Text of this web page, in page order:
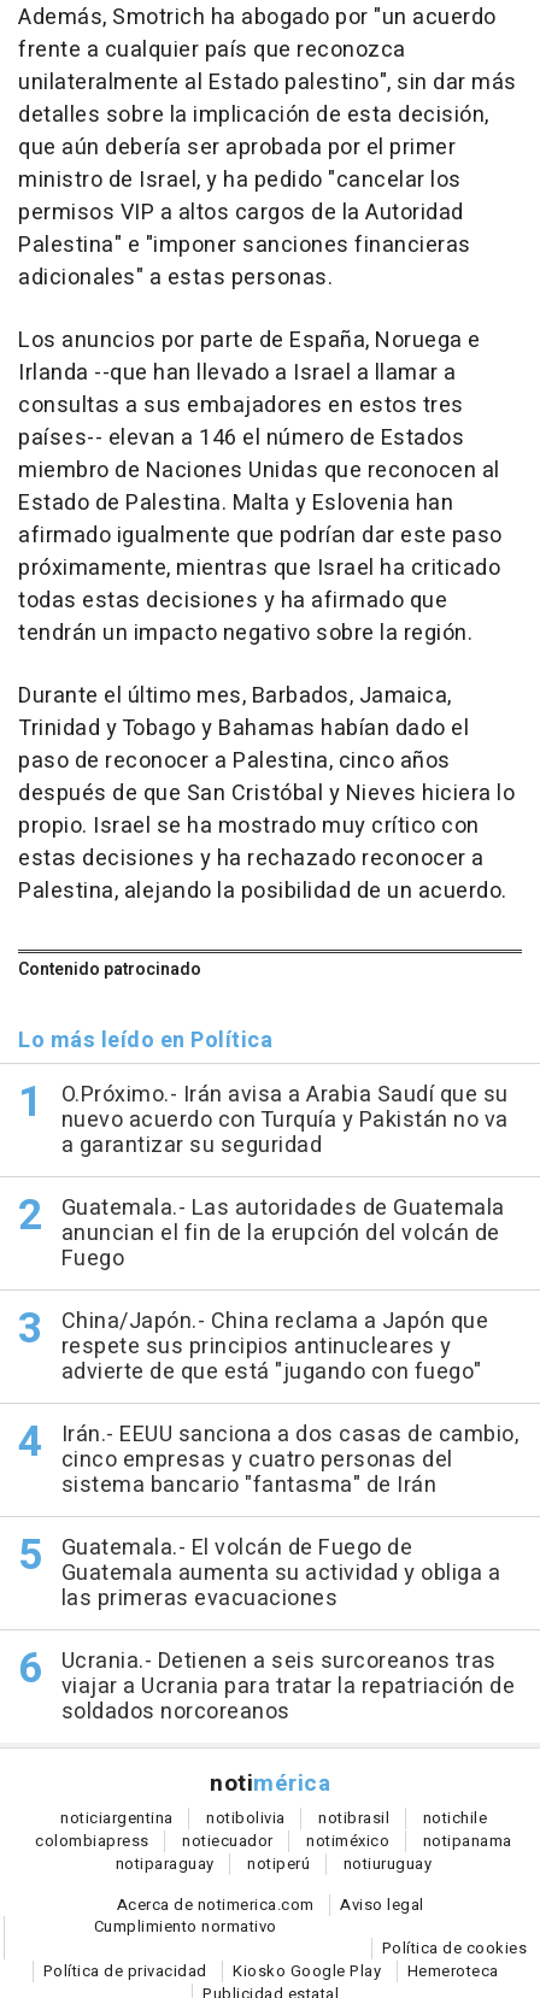
Además, Smotrich ha abogado por "un acuerdo
frente a cualquier país que reconozca
unilateralmente al Estado palestino", sin dar más
detalles sobre la implicación de esta decisión,
que aún debería ser aprobada por el primer
ministro de Israel, y ha pedido "cancelar los
permisos VIP a altos cargos de la Autoridad
Palestina" e "imponer sanciones financieras
adicionales" a estas personas.
Los anuncios por parte de España, Noruega e
Irlanda --que han llevado a Israel a llamar a
consultas a sus embajadores en estos tres
países-- elevan a 146 el número de Estados
miembro de Naciones Unidas que reconocen al
Estado de Palestina. Malta y Eslovenia han
afirmado igualmente que podrían dar este paso
próximamente, mientras que Israel ha criticado
todas estas decisiones y ha afirmado que
tendrán un impacto negativo sobre la región.
Durante el último mes, Barbados, Jamaica,
Trinidad y Tobago y Bahamas habían dado el
paso de reconocer a Palestina, cinco años
después de que San Cristóbal y Nieves hiciera lo
propio. Israel se ha mostrado muy crítico con
estas decisiones y ha rechazado reconocer a
Palestina, alejando la posibilidad de un acuerdo.
Contenido patrocinado
Lo más leído en Política
O.Próximo.- Irán avisa a Arabia Saudí que su
nuevo acuerdo con Turquía y Pakistán no va
a garantizar su seguridad
Guatemala.- Las autoridades de Guatemala
anuncian el fin de la erupción del volcán de
Fuego
China/Japón.- China reclama a Japón que
respete sus principios antinucleares y
advierte de que está "jugando con fuego"
Irán.- EEUU sanciona a dos casas de cambio,
cinco empresas y cuatro personas del
sistema bancario "fantasma" de Irán
Guatemala.- El volcán de Fuego de
Guatemala aumenta su actividad y obliga a
las primeras evacuaciones
Ucrania.- Detienen a seis surcoreanos tras
viajar a Ucrania para tratar la repatriación de
soldados norcoreanos
notimérica
noticiargentina notibolivia notibrasil notichile
colombiapress notiecuador notiméxico notipanama
notiparaguay notiperú notiuruguay
Acerca de notimerica.com
Aviso legal
Cumplimiento normativo
Política de cookies
Política de privacidad
Kiosko Google Play
Hemeroteca